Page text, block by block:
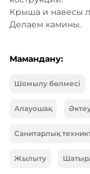
Крыша и навесы
Делаем камины.
Мамандану:
Шомылу бөлмесі
Алауошақ
Санитарлық
Жылыту